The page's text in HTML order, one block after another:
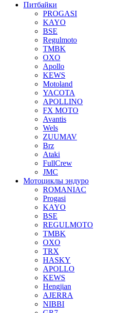
Питбайки
PROGASI
KAYO
BSE
Regulmoto
TMBK
OXO
Apollo
KEWS
Motoland
YACOTA
APOLLINO
FX MOTO
Avantis
Wels
ZUUMAV
Brz
Ataki
FullCrew
JMC
Мотоциклы эндуро
ROMANIAC
Progasi
KAYO
BSE
REGULMOTO
TMBK
OXO
TRX
HASKY
APOLLO
KEWS
Hengjian
AJERRA
NIBBI